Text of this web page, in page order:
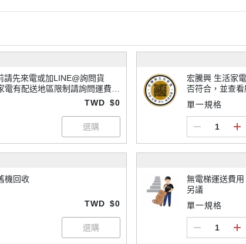
有配送地區限制請詢問運費，
TWD $0
宏騰興 生活家電（收貨/退貨
否符合，並查看
單一規格
機回收
TWD $0
無電梯運送費
另議
單一規格